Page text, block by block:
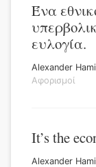
Ένα
ευλογία.
Alexander
Αφορισμοί
It’s the
Alexander